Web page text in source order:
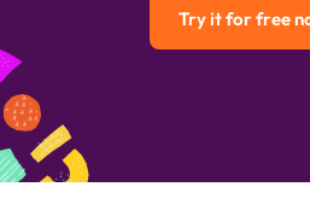
Try it for free